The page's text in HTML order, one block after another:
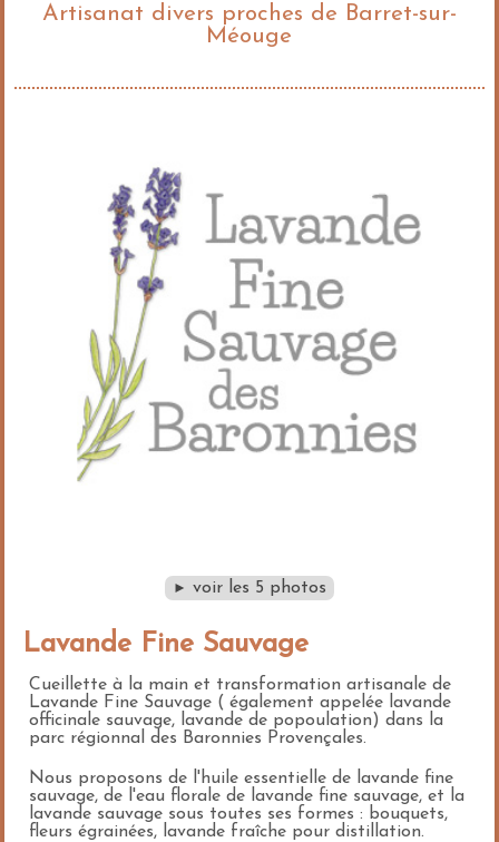
Artisanat divers proches de Barret-sur-
Méouge
► voir les 5 photos
Lavande Fine Sauvage
Cueillette à la main et transformation artisanale de
Lavande Fine Sauvage ( également appelée lavande
officinale sauvage, lavande de popoulation) dans la
parc régionnal des Baronnies Provençales.
Nous proposons de l'huile essentielle de lavande fine
sauvage, de l'eau florale de lavande fine sauvage, et la
lavande sauvage sous toutes ses formes : bouquets,
fleurs égrainées, lavande fraîche pour distillation.